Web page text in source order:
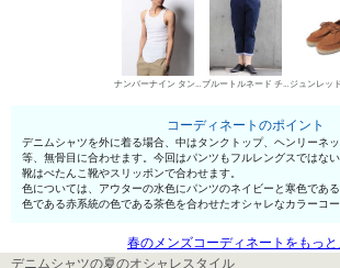
ナンバーナイン タンクトップ ブルートルネード チノパン・綿パン
コーディネートのポイント
デニムシャツを外に着る場合、中はタンクトップ、ヘンリーネ
等、無骨目に合わせます。今回はパンツもフルレングスではない
靴はぺたんこ靴やスリッポンで合わせます。
色については、アウターの水色にパンツのネイビーと寒色であ
色である赤系統の色である茶色を合わせたオシャレなカラーコー
春のメンズコーディネートをもっと
デニムシャツの夏のオシャレスタイル